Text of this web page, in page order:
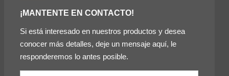
¡MANTENTE EN CONTACTO!
Si está interesado en nuestros productos y desea
conocer más detalles, deje un mensaje aquí, le
responderemos lo antes posible.